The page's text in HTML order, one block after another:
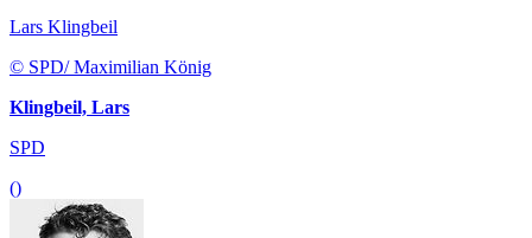
Lars Klingbeil
© SPD/ Maximilian König
Klingbeil, Lars
SPD
()